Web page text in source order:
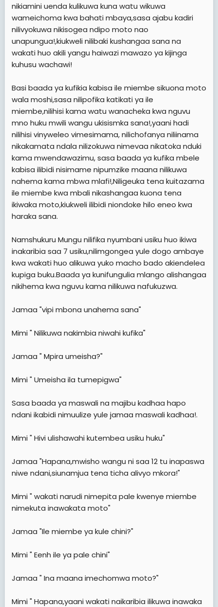
nikiamini uenda kulikuwa kuna watu wikuwa
wameichoma kwa bahati mbaya,sasa ajabu kadiri
nilivyokuwa nikisogea ndipo moto nao
unapungua!,kiukweli nilibaki kushangaa sana na
wakati huo akili yangu haiwazi mawazo ya kijinga
kuhusu wachawi!
Basi baada ya kufikia kabisa ile miembe sikuona moto
wala moshi,sasa nilipofika katikati ya ile
miembe,nilihisi kama watu wanacheka kwa nguvu
mno huku mwili wangu ukisismka sana!,yaani hadi
nilihisi vinyweleo vimesimama, nilichofanya niliinama
nikakamata ndala nilizokuwa nimevaa nikatoka nduki
kama mwendawazimu, sasa baada ya kufika mbele
kabisa ilibidi nisimame nipumzike maana nilikuwa
nahema kama mbwa mlafi!,Niligeuka tena kuitazama
ile miembe kwa mbali nikashangaa kuona tena
ikiwaka moto,kiukweli ilibidi niondoke hilo eneo kwa
haraka sana.
Namshukuru Mungu nilifika nyumbani usiku huo ikiwa
inakaribia saa 7 usiku,nilimgongea yule dogo ambaye
kwa wakati huo alikuwa yuko macho bado akiendelea
kupiga buku.Baada ya kunifungulia mlango alishangaa
nikihema kwa nguvu kama nilikuwa nafukuzwa.
Jamaa "vipi mbona unahema sana"
Mimi " Nilikuwa nakimbia niwahi kufika"
Jamaa " Mpira umeisha?"
Mimi " Umeisha ila tumepigwa"
Sasa baada ya maswali na majibu kadhaa hapo
ndani ikabidi nimuulize yule jamaa maswali kadhaa!.
Mimi " Hivi ulishawahi kutembea usiku huku"
Jamaa "Hapana,mwisho wangu ni saa 12 tu inapaswa
niwe ndani,siunamjua tena ticha alivyo mkora!"
Mimi " wakati narudi nimepita pale kwenye miembe
nimekuta inawakata moto"
Jamaa "Ile miembe ya kule chini?"
Mimi " Eenh ile ya pale chini"
Jamaa " Ina maana imechomwa moto?"
Mimi " Hapana,yaani wakati naikaribia ilikuwa inawaka